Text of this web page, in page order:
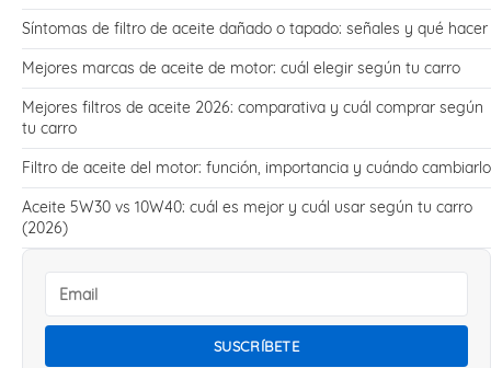
Síntomas de filtro de aceite dañado o tapado: señales y qué hacer
Mejores marcas de aceite de motor: cuál elegir según tu carro
Mejores filtros de aceite 2026: comparativa y cuál comprar según
tu carro
Filtro de aceite del motor: función, importancia y cuándo cambiarlo
Aceite 5W30 vs 10W40: cuál es mejor y cuál usar según tu carro
(2026)